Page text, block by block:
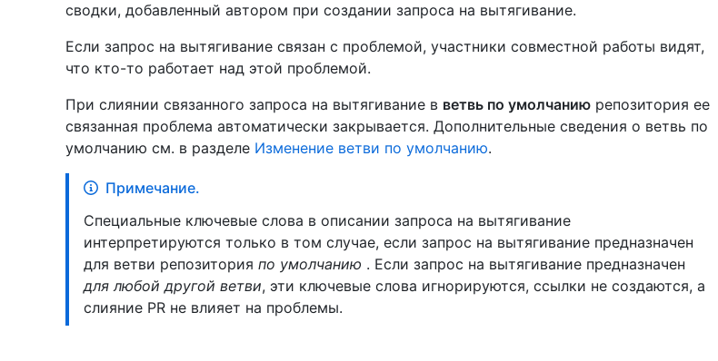
сводки, добавленный автором при создании запроса на вытягивание.
Если запрос на вытягивание связан с проблемой, участники совместной работы видят,
что кто-то работает над этой проблемой.
При слиянии связанного запроса на вытягивание в ветвь по умолчанию репозитория ее
связанная проблема автоматически закрывается. Дополнительные сведения о ветвь по
умолчанию см. в разделе Изменение ветви по умолчанию.
Примечание.
Специальные ключевые слова в описании запроса на вытягивание
интерпретируются только в том случае, если запрос на вытягивание предназначен
для ветви репозитория по умолчанию . Если запрос на вытягивание предназначен
для любой другой ветви, эти ключевые слова игнорируются, ссылки не создаются, а
слияние PR не влияет на проблемы.